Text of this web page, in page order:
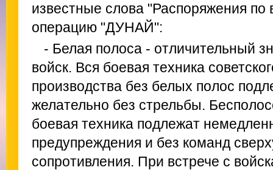
известные слова "Распоряжения
операцию "ДУНАЙ":
- Белая полоса - отличительный
войск. Вся боевая техника
производства без белых полос
желательно без стрельбы.
боевая техника подлежат
предупреждения и без команд
сопротивления. При встрече с